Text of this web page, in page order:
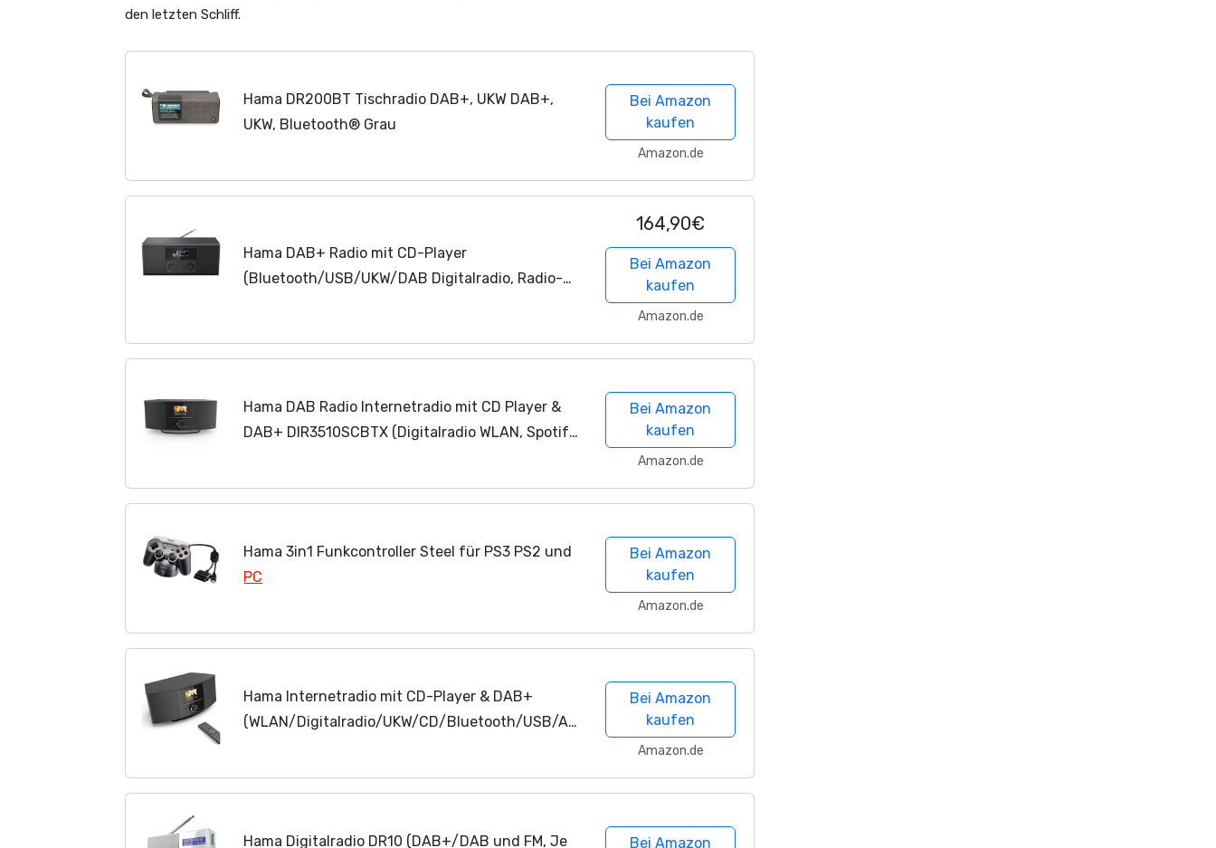
den letzten Schliff.
Hama DR200BT Tischradio DAB+, UKW DAB+,
UKW, Bluetooth® Grau
Bei Amazon
kaufen
Amazon.de
Hama DAB+ Radio mit CD-Player
(Bluetooth/USB/UKW/DAB Digitalradio, Radio-
164,90€
Bei Amazon
kaufen
Amazon.de
Hama DAB Radio Internetradio mit CD Player &
DAB+ DIR3510SCBTX (Digitalradio WLAN, Spotify,
Bei Amazon
kaufen
Amazon.de
Hama 3in1 Funkcontroller Steel für PS3 PS2 und
PC
Bei Amazon
kaufen
Amazon.de
Hama Internetradio mit CD-Player & DAB+
(WLAN/Digitalradio/UKW/CD/Bluetooth/USB/AU
Bei Amazon
kaufen
Amazon.de
Hama Digitalradio DR10 (DAB+/DAB und FM, Je
Bei Amazon